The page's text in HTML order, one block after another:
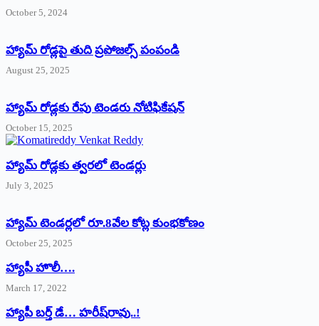
October 5, 2024
హ్యామ్‌ రోడ్లపై తుది ప్రపోజల్స్‌ పంపండి
August 25, 2025
హ్యామ్‌ రోడ్లకు రేపు టెండరు నోటిఫికేషన్‌
October 15, 2025
హ్యామ్‌ రోడ్లకు త్వరలో టెండర్లు
July 3, 2025
హ్యామ్‌ ‌టెండర్లలో రూ.8వేల కోట్ల కుంభకోణం
October 25, 2025
హ్యాపీ హొలీ….
March 17, 2022
హ్యాపీ బర్త్ ‌డే… హరీష్‌రావు..!